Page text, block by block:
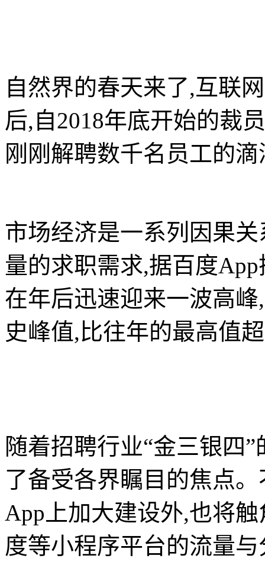
自然界的春天来了,互联
后,自2018年底开始的裁
刚刚解聘数千名员工的
市场经济是一系列因果
量的求职需求,据百度
在年后迅速迎来一波高
史峰值,比往年的最高值
随着招聘行业“金三银四
了备受各界瞩目的焦点
App上加大建设外,也将
度等小程序平台的流量